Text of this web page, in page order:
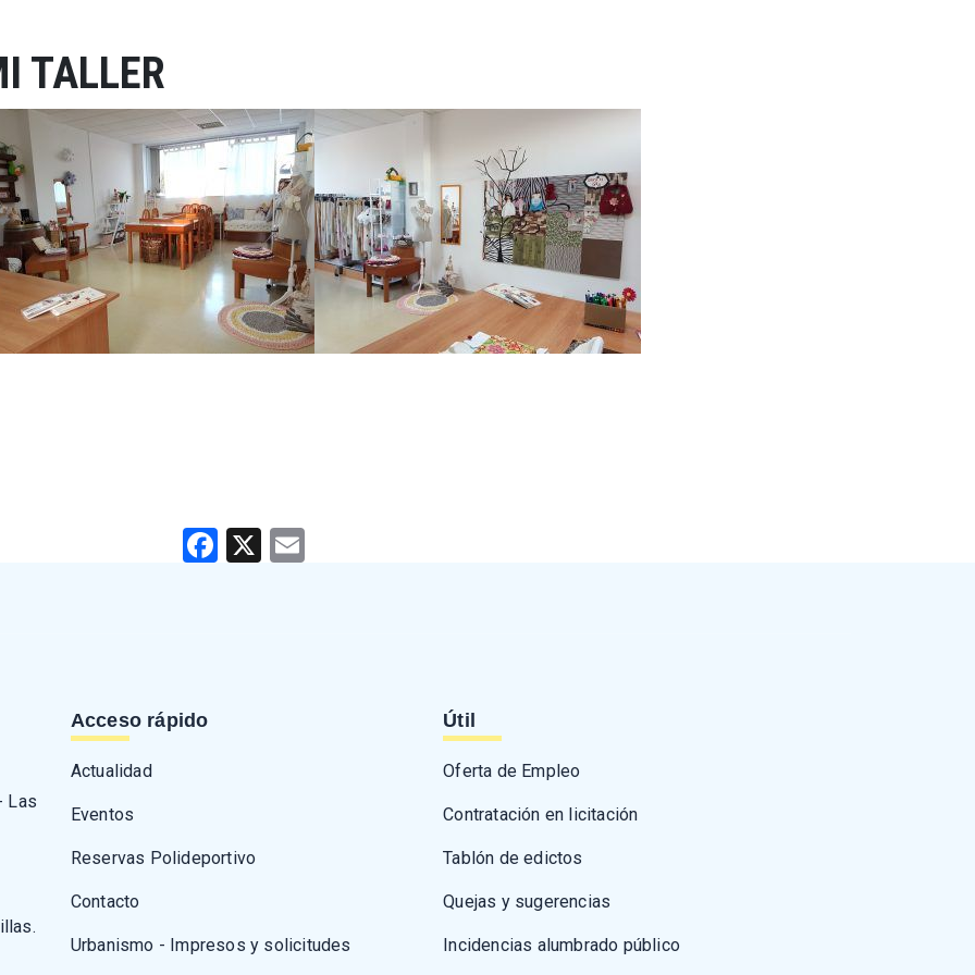
TALLER
Facebook
X
Las
Acceso rápido
Actualidad
Eventos
Reservas Polideportivo
Contacto
Urbanismo - Impresos y solicitudes
Útil
Oferta de Empleo
Contratación en licitación
Tablón de edictos
Quejas y sugerencias
Incidencias alumbrado público